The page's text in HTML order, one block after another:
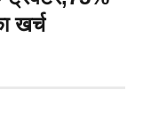
खर्च